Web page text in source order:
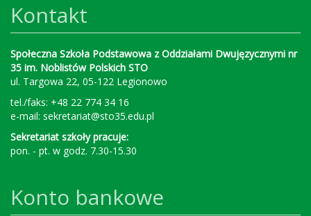
Kontakt
Społeczna Szkoła Podstawowa z Oddziałami Dwujęzycznymi nr
35 im. Noblistów Polskich STO
ul. Targowa 22, 05-122 Legionowo
tel./faks: +48 22 774 34 16
e-mail: sekretariat@sto35.edu.pl
Sekretariat szkoły pracuje:
pon. - pt. w godz. 7.30-15.30
Konto bankowe